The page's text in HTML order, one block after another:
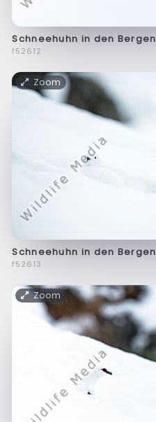
Schneehuhn in den Bergen
f52612
Zoom
Schneehuhn in den Bergen
f52613
Zoom